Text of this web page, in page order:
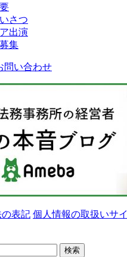
さつ
出演
集
問い合わせ
表記 個人情報の取扱いサイ